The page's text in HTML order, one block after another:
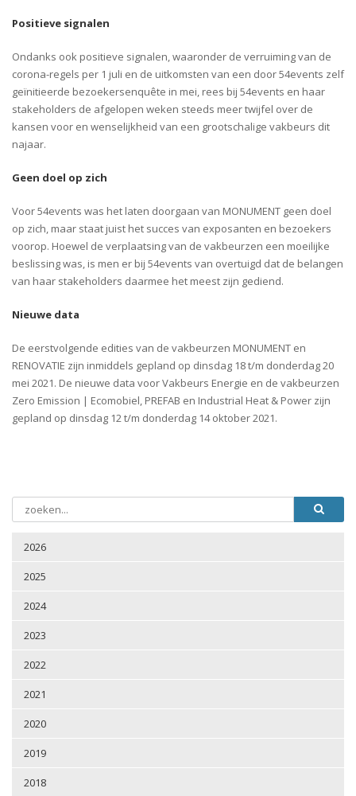
2026
2025
2024
2023
2022
2021
2020
2019
2018
Positieve signalen
Ondanks ook positieve signalen, waaronder de verruiming van de
corona-regels per 1 juli en de uitkomsten van een door 54events zelf
geïnitieerde bezoekersenquête in mei, rees bij 54events en haar
stakeholders de afgelopen weken steeds meer twijfel over de
kansen voor en wenselijkheid van een grootschalige vakbeurs dit
najaar.
Geen doel op zich
Voor 54events was het laten doorgaan van MONUMENT geen doel
op zich, maar staat juist het succes van exposanten en bezoekers
voorop. Hoewel de verplaatsing van de vakbeurzen een moeilijke
beslissing was, is men er bij 54events van overtuigd dat de belangen
van haar stakeholders daarmee het meest zijn gediend.
Nieuwe data
De eerstvolgende edities van de vakbeurzen MONUMENT en
RENOVATIE zijn inmiddels gepland op dinsdag 18 t/m donderdag 20
mei 2021. De nieuwe data voor Vakbeurs Energie en de vakbeurzen
Zero Emission | Ecomobiel, PREFAB en Industrial Heat & Power zijn
gepland op dinsdag 12 t/m donderdag 14 oktober 2021.